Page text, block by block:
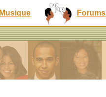
Musique Forums